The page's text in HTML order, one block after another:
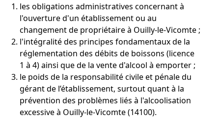
les obligations administratives concernant à
l'ouverture d'un établissement ou au
changement de propriétaire à Ouilly-le-Vicomte ;
l'intégralité des principes fondamentaux de la
réglementation des débits de boissons (licence
1 à 4) ainsi que de la vente d'alcool à emporter ;
le poids de la responsabilité civile et pénale du
gérant de l’établissement, surtout quant à la
prévention des problèmes liés à l'alcoolisation
excessive à Ouilly-le-Vicomte (14100).